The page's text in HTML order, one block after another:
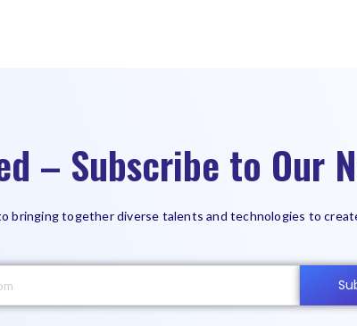
– Subscribe to Our
bringing together diverse talents and technologies to